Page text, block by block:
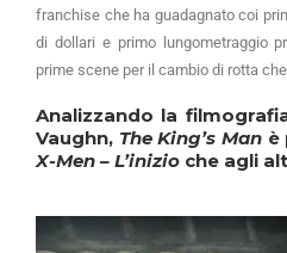
franchise che ha guadagnato coi
di dollari e primo lungometraggio
prime scene per il cambio di rotta
Analizzando la
Vaughn, The King’s Man è
X-Men – L’inizio che agli